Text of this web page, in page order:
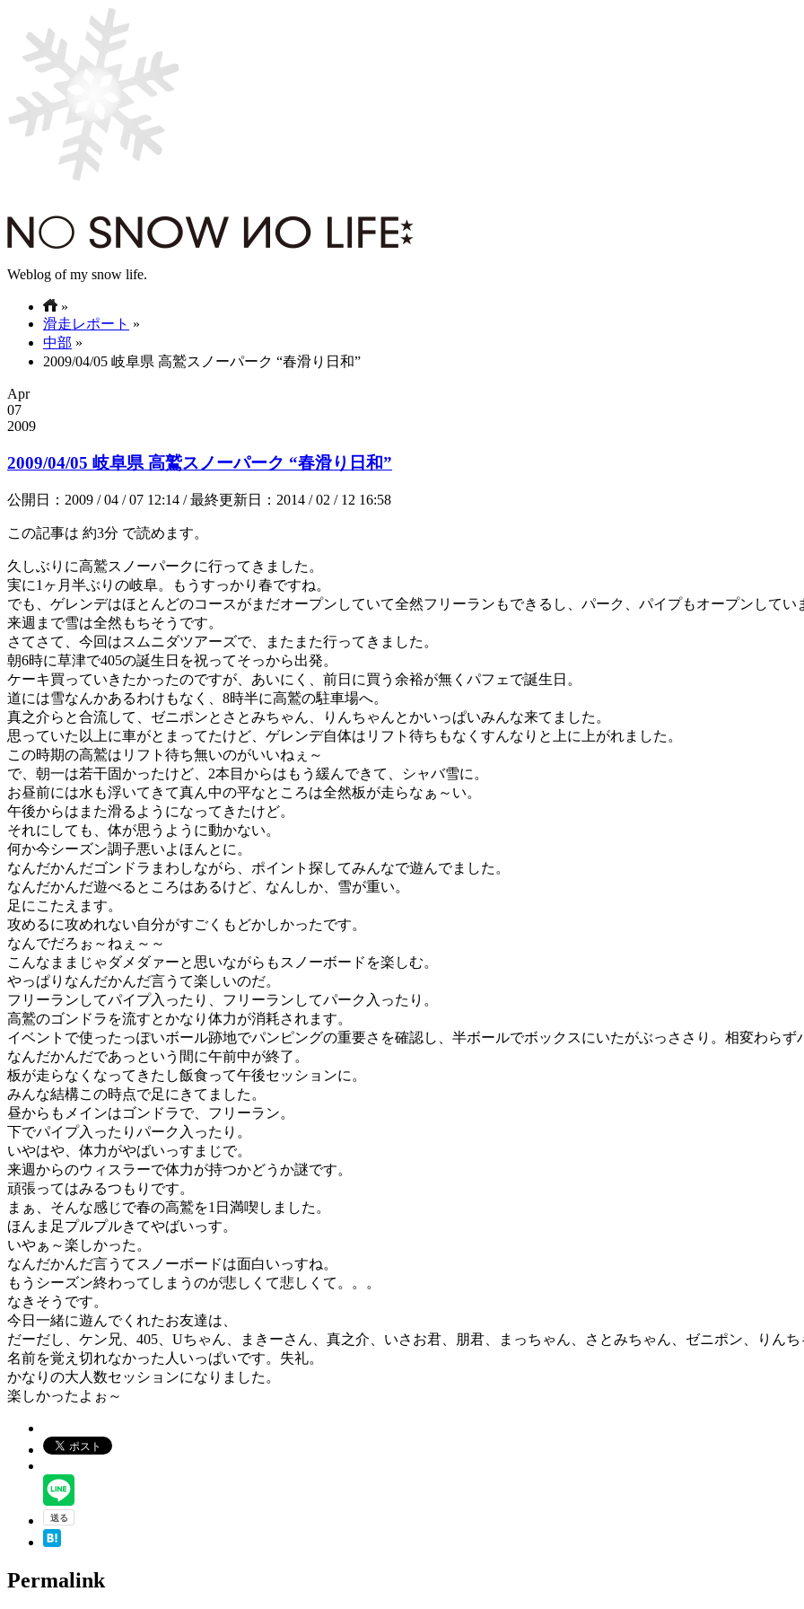
Weblog of my snow life.
»
滑走レポート »
中部 »
2009/04/05 岐阜県 高鷲スノーパーク “春滑り日和”
Apr
07
2009
2009/04/05 岐阜県 高鷲スノーパーク “春滑り日和”
公開日：2009 / 04 / 07 12:14 / 最終更新日：2014 / 02 / 12 16:58
この記事は 約3分 で読めます。
久しぶりに高鷲スノーパークに行ってきました。
実に1ヶ月半ぶりの岐阜。もうすっかり春ですね。
でも、ゲレンデはほとんどのコースがまだオープンしていて全然フリーランもできるし、パーク、パイプもオープンしてい
来週まで雪は全然もちそうです。
さてさて、今回はスムニダツアーズで、またまた行ってきました。
朝6時に草津で405の誕生日を祝ってそっから出発。
ケーキ買っていきたかったのですが、あいにく、前日に買う余裕が無くパフェで誕生日。
道には雪なんかあるわけもなく、8時半に高鷲の駐車場へ。
真之介らと合流して、ゼニポンとさとみちゃん、りんちゃんとかいっぱいみんな来てました。
思っていた以上に車がとまってたけど、ゲレンデ自体はリフト待ちもなくすんなりと上に上がれました。
この時期の高鷲はリフト待ち無いのがいいねぇ～
で、朝一は若干固かったけど、2本目からはもう緩んできて、シャバ雪に。
お昼前には水も浮いてきて真ん中の平なところは全然板が走らなぁ～い。
午後からはまた滑るようになってきたけど。
それにしても、体が思うように動かない。
何か今シーズン調子悪いよほんとに。
なんだかんだゴンドラまわしながら、ポイント探してみんなで遊んでました。
なんだかんだ遊べるところはあるけど、なんしか、雪が重い。
足にこたえます。
攻めるに攻めれない自分がすごくもどかしかったです。
なんでだろぉ～ねぇ～～
こんなままじゃダメダァーと思いながらもスノーボードを楽しむ。
やっぱりなんだかんだ言うて楽しいのだ。
フリーランしてパイプ入ったり、フリーランしてパーク入ったり。
高鷲のゴンドラを流すとかなり体力が消耗されます。
イベントで使ったっぽいボール跡地でパンピングの重要さを確認し、半ボールでボックスにいたがぶっささり。相変わらず
なんだかんだであっという間に午前中が終了。
板が走らなくなってきたし飯食って午後セッションに。
みんな結構この時点で足にきてました。
昼からもメインはゴンドラで、フリーラン。
下でパイプ入ったりパーク入ったり。
いやはや、体力がやばいっすまじで。
来週からのウィスラーで体力が持つかどうか謎です。
頑張ってはみるつもりです。
まぁ、そんな感じで春の高鷲を1日満喫しました。
ほんま足プルプルきてやばいっす。
いやぁ～楽しかった。
なんだかんだ言うてスノーボードは面白いっすね。
もうシーズン終わってしまうのが悲しくて悲しくて。。。
なきそうです。
今日一緒に遊んでくれたお友達は、
だーだし、ケン兄、405、Uちゃん、まきーさん、真之介、いさお君、朋君、まっちゃん、さとみちゃん、ゼニポン、りん
名前を覚え切れなかった人いっぱいです。失礼。
かなりの大人数セッションになりました。
楽しかったよぉ～
Permalink